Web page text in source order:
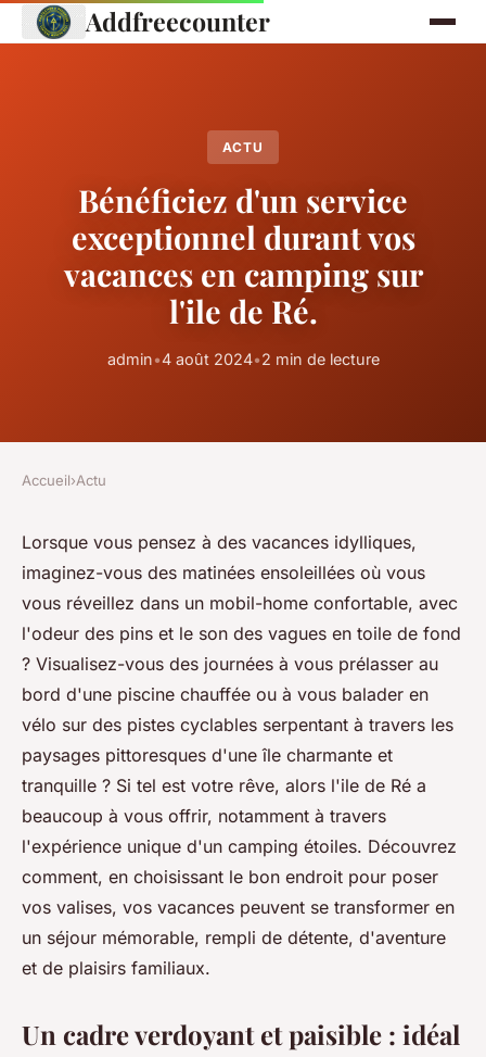
Addfreecounter
ACTU
Bénéficiez d'un service
exceptionnel durant vos
vacances en camping sur
l'ile de Ré.
admin•4 août 2024•2 min de lecture
Accueil›Actu
Lorsque vous pensez à des vacances idylliques,
imaginez-vous des matinées ensoleillées où vous
vous réveillez dans un mobil-home confortable, avec
l'odeur des pins et le son des vagues en toile de fond
? Visualisez-vous des journées à vous prélasser au
bord d'une piscine chauffée ou à vous balader en
vélo sur des pistes cyclables serpentant à travers les
paysages pittoresques d'une île charmante et
tranquille ? Si tel est votre rêve, alors l'ile de Ré a
beaucoup à vous offrir, notamment à travers
l'expérience unique d'un camping étoiles. Découvrez
comment, en choisissant le bon endroit pour poser
vos valises, vos vacances peuvent se transformer en
un séjour mémorable, rempli de détente, d'aventure
et de plaisirs familiaux.
Un cadre verdoyant et paisible : idéal